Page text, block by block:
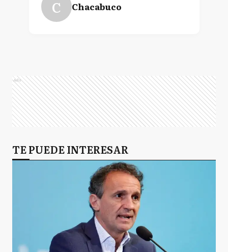
C Chacabuco
Ads
TE PUEDE INTERESAR